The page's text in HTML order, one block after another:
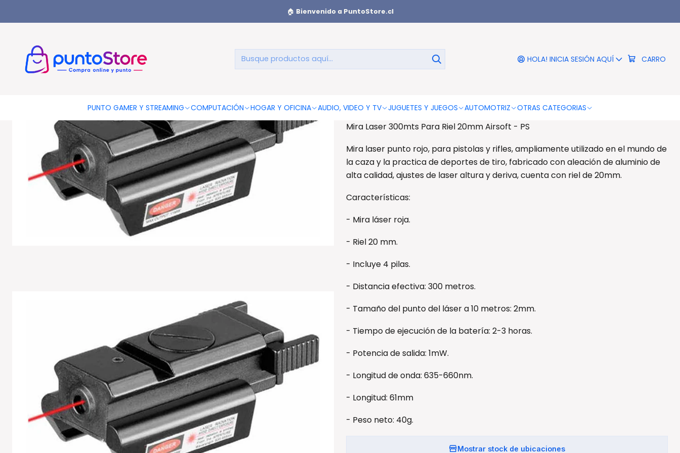
HOLA! INICIA SESIÓN AQUÍ CARRO
PUNTO GAMER Y STREAMING COMPUTACIÓN HOGAR Y OFICINA AUDIO, VIDEO Y TV JUGUETES Y JUEGOS AUTOMOTRIZ OTRAS CATEGORIAS
🏠 Bienvenido a PuntoStore.cl
Mira Laser 300mts Para Riel 20mm Airsoft - Ps
Mira Laser 300mts Para Riel 20mm
Airsoft - Ps
DESCRIPCIÓN
Mira Laser 300mts Para Riel 20mm Airsoft - PS
Mira laser punto rojo, para pistolas y rifles, ampliamente utilizado en el mundo de
la caza y la practica de deportes de tiro, fabricado con aleación de aluminio de
alta calidad, ajustes de laser altura y deriva, cuenta con riel de 20mm.
Características:
- Mira láser roja.
- Riel 20 mm.
- Incluye 4 pilas.
- Distancia efectiva: 300 metros.
- Tamaño del punto del láser a 10 metros: 2mm.
- Tiempo de ejecución de la batería: 2-3 horas.
- Potencia de salida: 1mW.
- Longitud de onda: 635-660nm.
- Longitud: 61mm
- Peso neto: 40g.
Mostrar stock de ubicaciones